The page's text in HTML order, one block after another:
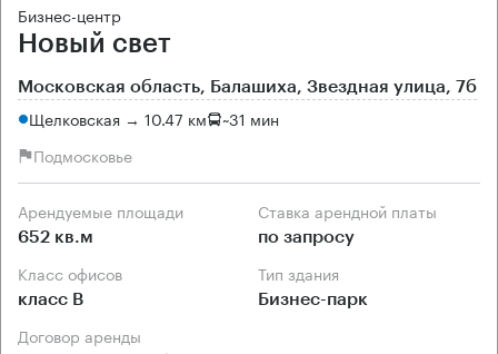
Бизнес-центр
Новый свет
Московская область, Балашиха, Звездная улица, 7б
Щелковская → 10.47 км ~31 мин
Подмосковье
Арендуемые площади
652 кв.м
Ставка арендной платы
по запросу
Класс офисов
класс B
Тип здания
Бизнес-парк
Договор аренды